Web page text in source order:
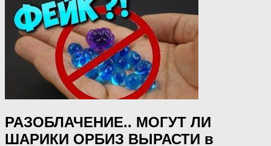
РАЗОБЛАЧЕНИЕ.. МОГУТ ЛИ
ШАРИКИ ОРБИЗ ВЫРАСТИ в